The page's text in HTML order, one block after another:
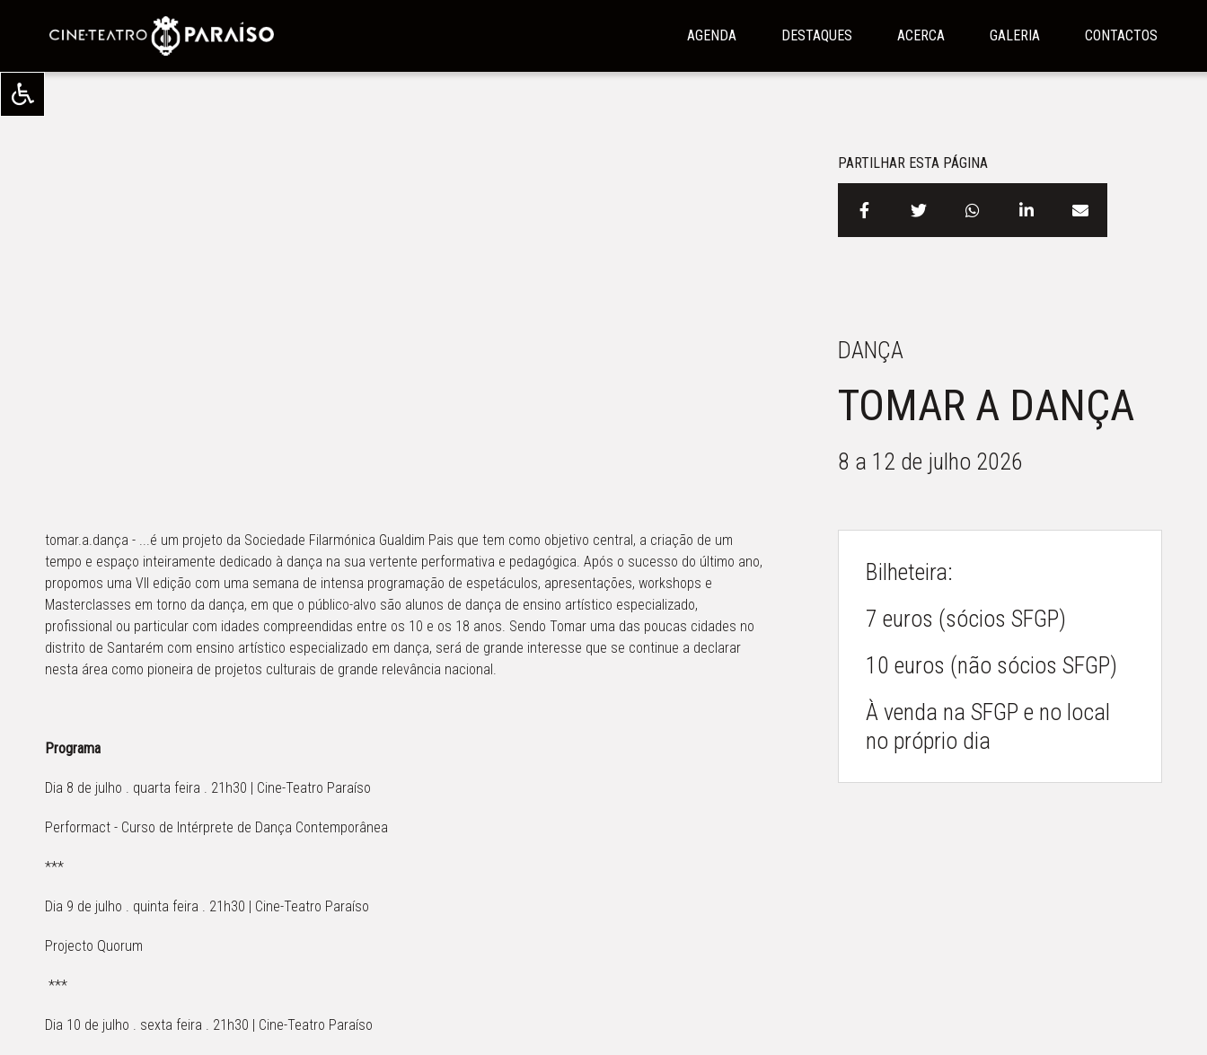
AGENDA DESTAQUES ACERCA GALERIA CONTACTOS
PARTILHAR ESTA PÁGINA
DANÇA
TOMAR A DANÇA
8 a 12 de julho 2026
tomar.a.dança - ...é um projeto da Sociedade Filarmónica Gualdim Pais que tem como objetivo central, a criação de um
tempo e espaço inteiramente dedicado à dança na sua vertente performativa e pedagógica. Após o sucesso do último ano,
propomos uma VII edição com uma semana de intensa programação de espetáculos, apresentações, workshops e
Masterclasses em torno da dança, em que o público-alvo são alunos de dança de ensino artístico especializado,
profissional ou particular com idades compreendidas entre os 10 e os 18 anos. Sendo Tomar uma das poucas cidades no
distrito de Santarém com ensino artístico especializado em dança, será de grande interesse que se continue a declarar
nesta área como pioneira de projetos culturais de grande relevância nacional.
Programa
Dia 8 de julho . quarta feira . 21h30 | Cine-Teatro Paraíso
Performact - Curso de Intérprete de Dança Contemporânea
***
Dia 9 de julho . quinta feira . 21h30 | Cine-Teatro Paraíso
Projecto Quorum
***
Dia 10 de julho . sexta feira . 21h30 | Cine-Teatro Paraíso
Bilheteira:
7 euros (sócios SFGP)
10 euros (não sócios SFGP)
À venda na SFGP e no local
no próprio dia